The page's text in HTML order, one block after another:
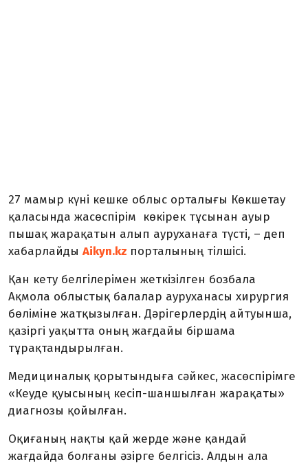
27 мамыр күні кешке облыс орталығы Көкшетау
қаласында жасөспірім көкірек тұсынан ауыр
пышақ жарақатын алып ауруханаға түсті, – деп
хабарлайды Aikyn.kz порталының тілшісі.
Қан кету белгілерімен жеткізілген бозбала
Ақмола облыстық балалар ауруханасы хирургия
бөліміне жатқызылған. Дәрігерлердің айтуынша,
қазіргі уақытта оның жағдайы біршама
тұрақтандырылған.
Медициналық қорытындыға сәйкес, жасөспірімге
«Кеуде қуысының кесіп-шаншылған жарақаты»
диагнозы қойылған.
Оқиғаның нақты қай жерде және қандай
жағдайда болғаны әзірге белгісіз. Алдын ала